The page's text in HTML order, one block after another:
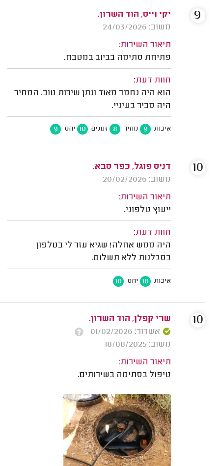
יקי וייס, הוד השרון.
משוב: 24/03/2026
תיאור השירות:
פתיחת סתימה בביוב במטבח.
חוות דעת:
הוא היה נחמד מאוד ונתן שירות טוב. המחיר
היה סביר בעיניי.
איכות 9 מחיר 8 זמנים 10 יחס 9
9
דניס פוגל, כפר סבא.
משוב: 20/02/2026
תיאור השירות:
ייעוץ טלפוני.
חוות דעת:
היה ממש אחלה! שגיא עזר לי בטלפון
בסבלנות ללא תשלום.
איכות 10 יחס 10
10
שרי קפלן, הוד השרון.
אשרור: 01/02/2026
משוב: 18/08/2025
תיאור השירות:
טיפול בסתימה בשירותים.
10